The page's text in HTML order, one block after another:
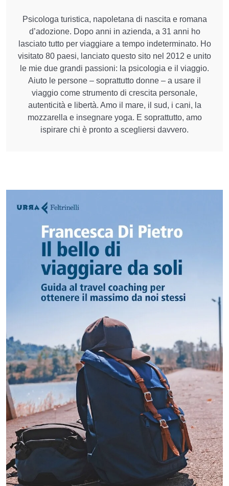
Psicologa turistica, napoletana di nascita e romana
d’adozione. Dopo anni in azienda, a 31 anni ho
lasciato tutto per viaggiare a tempo indeterminato. Ho
visitato 80 paesi, lanciato questo sito nel 2012 e unito
le mie due grandi passioni: la psicologia e il viaggio.
Aiuto le persone – soprattutto donne – a usare il
viaggio come strumento di crescita personale,
autenticità e libertà. Amo il mare, il sud, i cani, la
mozzarella e insegnare yoga. E soprattutto, amo
ispirare chi è pronto a scegliersi davvero.